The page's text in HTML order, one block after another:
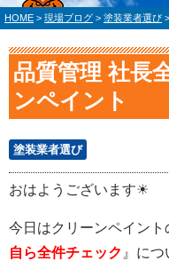
HOME > 現場ブログ > 塗装業者選び >
品質管理 社長
ンペイント
塗装業者選び
おはようございます☀
今日はクリーンペイン
自ら全件チェック 』に